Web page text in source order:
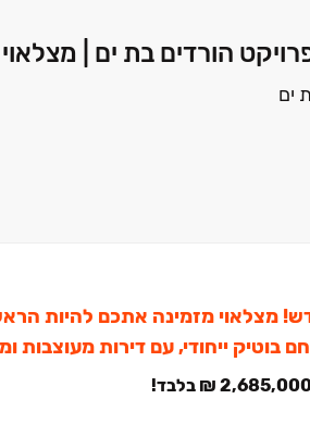
מצלאוי מזמינה אתכם להיות
בוטיק ייחודי, עם דירות מעוצבות